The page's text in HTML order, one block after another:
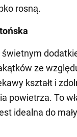
rosną.
świetnym
ze
kształt i
powietrza. To
idealna do